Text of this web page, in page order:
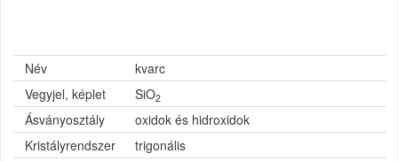
Név
kvarc
Vegyjel, képlet
SiO2
Ásványosztály
oxidok és hidroxidok
Kristályrendszer
trigonális